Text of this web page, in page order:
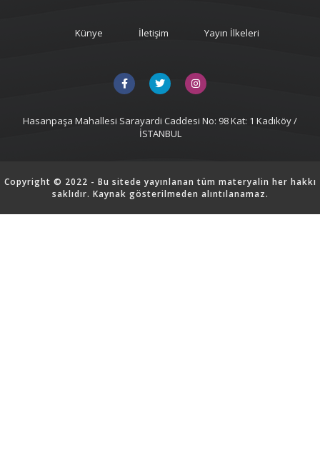
Künye İletişim Yayın İlkeleri
Hasanpaşa Mahallesi Sarayardi Caddesi No: 98 Kat: 1 Kadıköy /
İSTANBUL
Copyright © 2022 - Bu sitede yayınlanan tüm materyalin her hakkı
saklıdır. Kaynak gösterilmeden alıntılanamaz.